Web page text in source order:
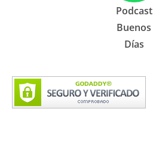
Podcast
Buenos
Días